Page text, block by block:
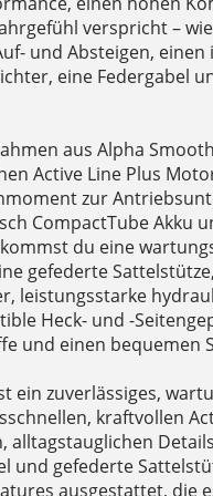
verspricht –
und Absteigen,
eine Federgabel
aus Alpha
Active Line Plus
zur
CompactTube Akku
du eine
gefederte
leistungsstarke
Heck- und -
und einen bequemen
ein zuverlässiges,
kraftvollen
alltagstauglichen
und gefederte
ausgestattet, die